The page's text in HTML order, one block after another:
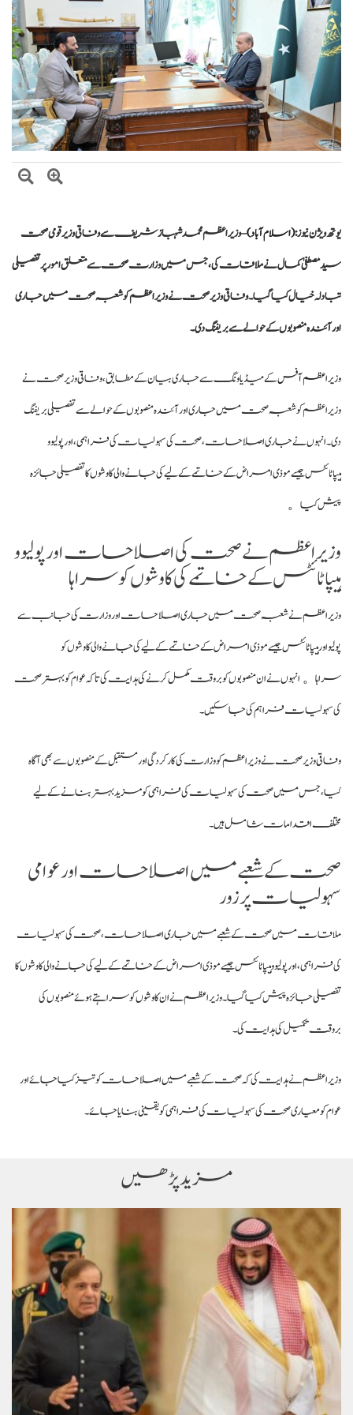
وزیراعظم شہباز شریف کا وفاقی وزارتوں اور ڈویژنز کی کارکردگی کا جامع جائزہ لینے کا
فیصلہ
بلاول بھٹو کا آزاد کشمیر انتخابات پر دھاندلی کا الزام، ن لیگ پر سخت تنقید
یوتھ ویژن نیوز :(اسلام آباد)– وزیراعظم محمد شہباز شریف سے وفاقی وزیر قومی صحت
سید مصطفیٰ کمال نے ملاقات کی، جس میں وزارت صحت سے متعلق امور پر تفصیلی
تبادلہ خیال کیا گیا۔ وفاقی وزیر صحت نے وزیراعظم کو شعبہ صحت میں جاری
اور آئندہ منصوبوں کے حوالے سے بریفنگ دی۔
وزیراعظم آفسکے میڈیا ونگ سے جاری بیان کے مطابق، وفاقی وزیر صحت نے
وزیراعظم کو شعبہ صحت میں جاری اور آئندہ منصوبوں کے حوالے سے تفصیلی بریفنگ
دی۔ انہوں نے جاری اصلاحات، صحت کی سہولیات کی فراہمی، اور پولیو و
ہیپاٹائٹس جیسے موذی امراض کے خاتمے کے لیے کی جانے والی کاوشوں کا تفصیلی جائزہ
پیش کیا。
وزیراعظم نے صحت کی اصلاحات اور پولیو و
ہیپاٹائٹس کے خاتمے کی کاوشوں کو سراہا
وزیراعظم نے شعبہ صحت میں جاری اصلاحات اور وزارت کی جانب سے
پولیو اور ہیپاٹائٹس جیسے موذی امراض کے خاتمے کے لیے کی جانے والی کاوشوں کو
سراہا。 انہوں نے ان منصوبوں کو بروقت مکمل کرنے کی ہدایت کی تاکہ عوام کو بہتر صحت
کی سہولیات فراہم کی جا سکیں۔
وفاقی وزیر صحت نے وزیراعظم کو وزارت کی کارکردگی اور مستقبل کے منصوبوں سے بھی آگاہ
کیا، جس میں صحت کی سہولیات کی فراہمی کو مزید بہتر بنانے کے لیے
مختلف اقدامات شامل ہیں۔
صحت کے شعبے میں اصلاحات اور عوامی
سہولیات پر زور
ملاقات میں صحت کے شعبے میں جاری اصلاحات، صحت کی سہولیات
کی فراہمی، اور پولیو و ہیپاٹائٹس جیسے موذی امراض کے خاتمے کے لیے کی جانے والی کاوشوں کا
تفصیلی جائزہ پیش کیا گیا۔ وزیراعظم نے ان کاوشوں کو سراہتے ہوئے منصوبوں کی
بروقت تکمیل کی ہدایت کی۔
وزیراعظم نے ہدایت کی کہ صحت کے شعبے میں اصلاحات کو تیز کیا جائے اور
عوام کو معیاری صحت کی سہولیات کی فراہمی کو یقینی بنایا جائے۔
مزید پڑھیں